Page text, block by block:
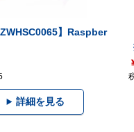
】Raspber
詳細を見る